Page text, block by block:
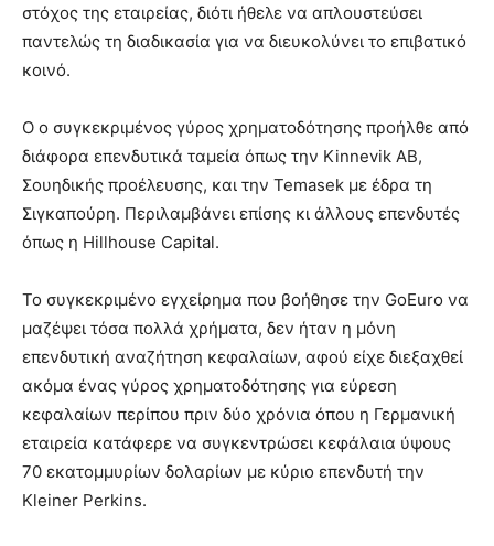
στόχος της εταιρείας, διότι ήθελε να απλουστεύσει
παντελώς τη διαδικασία για να διευκολύνει το επιβατικό
κοινό.
Ο ο συγκεκριμένος γύρος χρηματοδότησης προήλθε από
διάφορα επενδυτικά ταμεία όπως την Kinnevik AB,
Σουηδικής προέλευσης, και την Temasek με έδρα τη
Σιγκαπούρη. Περιλαμβάνει επίσης κι άλλους επενδυτές
όπως η Hillhouse Capital.
Το συγκεκριμένο εγχείρημα που βοήθησε την GoEuro να
μαζέψει τόσα πολλά χρήματα, δεν ήταν η μόνη
επενδυτική αναζήτηση κεφαλαίων, αφού είχε διεξαχθεί
ακόμα ένας γύρος χρηματοδότησης για εύρεση
κεφαλαίων περίπου πριν δύο χρόνια όπου η Γερμανική
εταιρεία κατάφερε να συγκεντρώσει κεφάλαια ύψους
70 εκατομμυρίων δολαρίων με κύριο επενδυτή την
Kleiner Perkins.